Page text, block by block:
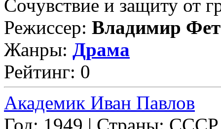
Сочувствие и защиту от
Режиссер: Владимир
Жанры: Драма
Рейтинг: 0
Академик Иван Павлов
Год: 1949 | Страны: СССР